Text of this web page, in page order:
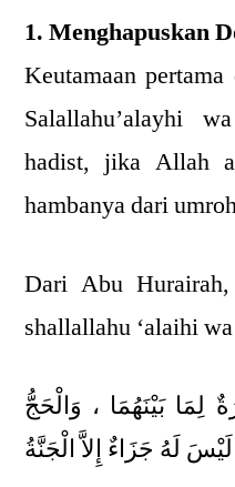
1. Menghapuskan
Keutamaan
Salallahu’alayhi
hadist, jika Allah
hambanya dari
Dari Abu
shallallahu ‘alaihi
لِمَا بَيْنَهُمَا ، وَالْحَجُّ
لَهُ جَزَاءٌ إِلاَّ الْجَنَّةُ